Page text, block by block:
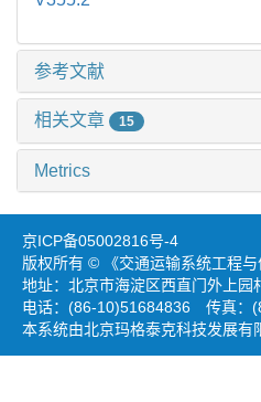
参考文献
相关文章 15
Metrics
京ICP备05002816号-4
版权所有 © 《交通运输系统工程
地址：北京市海淀区西直门外上
电话：(86-10)51684836 传真：
本系统由北京玛格泰克科技发展有